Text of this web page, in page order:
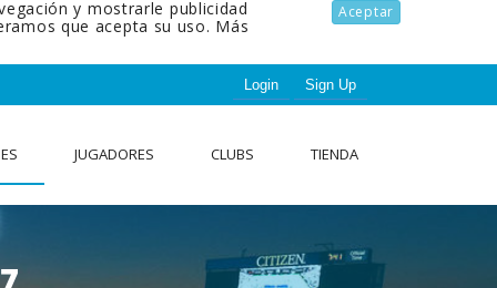
Aceptar
y mostrarle publicidad
que acepta su uso. Más
Login Sign Up
JUGADORES CLUBS TIENDA